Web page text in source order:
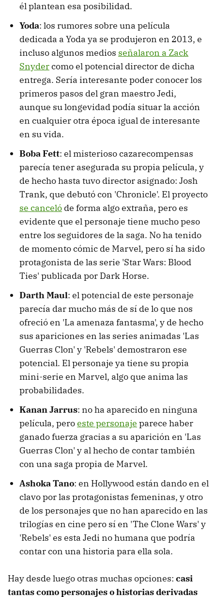
él plantean esa posibilidad.
Yoda: los rumores sobre una película
dedicada a Yoda ya se produjeron en 2013, e
incluso algunos medios señalaron a Zack
Snydercomo el potencial director de dicha
entrega. Sería interesante poder conocer los
primeros pasos del gran maestro Jedi,
aunque su longevidad podía situar la acción
en cualquier otra época igual de interesante
en su vida.
Boba Fett: el misterioso cazarecompensas
parecía tener asegurada su propia película, y
de hecho hasta tuvo director asignado: Josh
Trank, que debutó con 'Chronicle'. El proyecto
se canceló de forma algo extraña, pero es
evidente que el personaje tiene mucho peso
entre los seguidores de la saga. No ha tenido
de momento cómic de Marvel, pero sí ha sido
protagonista de las serie 'Star Wars: Blood
Ties' publicada por Dark Horse.
Darth Maul: el potencial de este personaje
parecía dar mucho más de sí de lo que nos
ofreció en 'La amenaza fantasma', y de hecho
sus apariciones en las series animadas 'Las
Guerras Clon' y 'Rebels' demostraron ese
potencial. El personaje ya tiene su propia
mini-serie en Marvel, algo que anima las
probabilidades.
Kanan Jarrus: no ha aparecido en ninguna
película, peroeste personaje parece haber
ganado fuerza gracias a su aparición en 'Las
Guerras Clon' y al hecho de contar también
con una saga propia de Marvel.
Ashoka Tano: en Hollywood están dando en el
clavo por las protagonistas femeninas, y otro
de los personajes que no han aparecido en las
trilogías en cine pero sí en 'The Clone Wars' y
'Rebels' es esta Jedi no humana que podría
contar con una historia para ella sola.
Hay desde luego otras muchas opciones: casi
tantas como personajes o historias derivadas